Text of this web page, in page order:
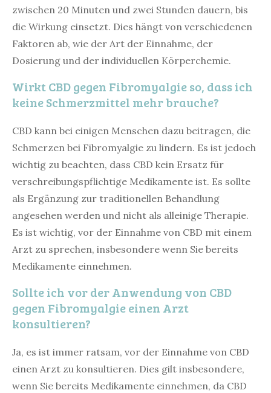
zwischen 20 Minuten und zwei Stunden dauern, bis
die Wirkung einsetzt. Dies hängt von verschiedenen
Faktoren ab, wie der Art der Einnahme, der
Dosierung und der individuellen Körperchemie.
Wirkt CBD gegen Fibromyalgie so, dass ich
keine Schmerzmittel mehr brauche?
CBD kann bei einigen Menschen dazu beitragen, die
Schmerzen bei Fibromyalgie zu lindern. Es ist jedoch
wichtig zu beachten, dass CBD kein Ersatz für
verschreibungspflichtige Medikamente ist. Es sollte
als Ergänzung zur traditionellen Behandlung
angesehen werden und nicht als alleinige Therapie.
Es ist wichtig, vor der Einnahme von CBD mit einem
Arzt zu sprechen, insbesondere wenn Sie bereits
Medikamente einnehmen.
Sollte ich vor der Anwendung von CBD
gegen Fibromyalgie einen Arzt
konsultieren?
Ja, es ist immer ratsam, vor der Einnahme von CBD
einen Arzt zu konsultieren. Dies gilt insbesondere,
wenn Sie bereits Medikamente einnehmen, da CBD